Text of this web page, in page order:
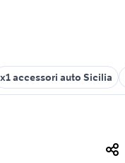
x1 accessori auto Sicilia